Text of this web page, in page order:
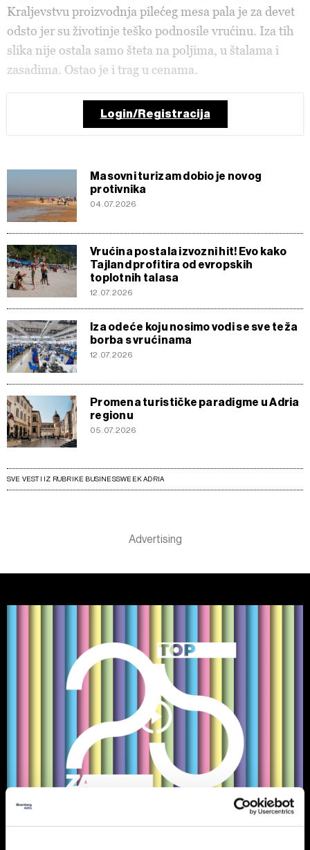
Kraljevstvu proizvodnja pilećeg mesa pala je za devet
odsto jer su životinje teško podnosile vrućinu. Iza tih
slika nije ostala samo šteta na poljima, u štalama i
zasadima. Ostao je i trag u cenama.
Login/Registracija
Masovni turizam dobio je novog
protivnika
04.07.2026
Vrućina postala izvozni hit! Evo kako
Tajland profitira od evropskih
toplotnih talasa
12.07.2026
Iza odeće koju nosimo vodi se sve teža
borba s vrućinama
12.07.2026
Promena turističke paradigme u Adria
regionu
05.07.2026
SVE VESTI IZ RUBRIKE BUSINESSWEEK ADRIA